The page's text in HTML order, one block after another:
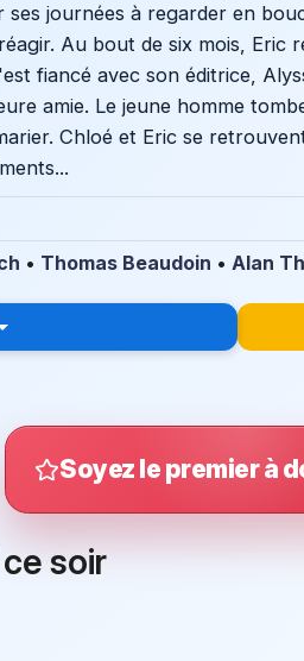
journées à regarder en
Au bout de six mois,
fiancé avec son éditrice,
amie. Le jeune homme
Chloé et Eric se
• Thomas Beaudoin • Alan
Soyez le premier à
soir